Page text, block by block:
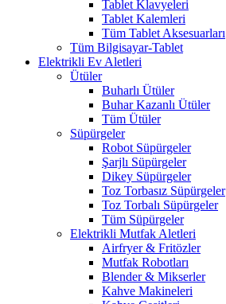
Tablet Klavyeleri
Tablet Kalemleri
Tüm Tablet Aksesuarları
Tüm Bilgisayar-Tablet
Elektrikli Ev Aletleri
Ütüler
Buharlı Ütüler
Buhar Kazanlı Ütüler
Tüm Ütüler
Süpürgeler
Robot Süpürgeler
Şarjlı Süpürgeler
Dikey Süpürgeler
Toz Torbasız Süpürgeler
Toz Torbalı Süpürgeler
Tüm Süpürgeler
Elektrikli Mutfak Aletleri
Airfryer & Fritözler
Mutfak Robotları
Blender & Mikserler
Kahve Makineleri